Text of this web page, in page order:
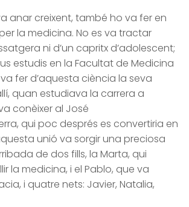
anar creixent, també ho va fer en
la medicina. No es va tractar
ni d’un capritx d’adolescent;
estudis en la Facultat de Medicina
fer d’aquesta ciència la seva
quan estudiava la carrera a
conèixer al José
qui poc després es convertiria en
unió va sorgir una preciosa
de dos fills, la Marta, qui
la medicina, i el Pablo, que va
i quatre nets: Javier, Natalia,